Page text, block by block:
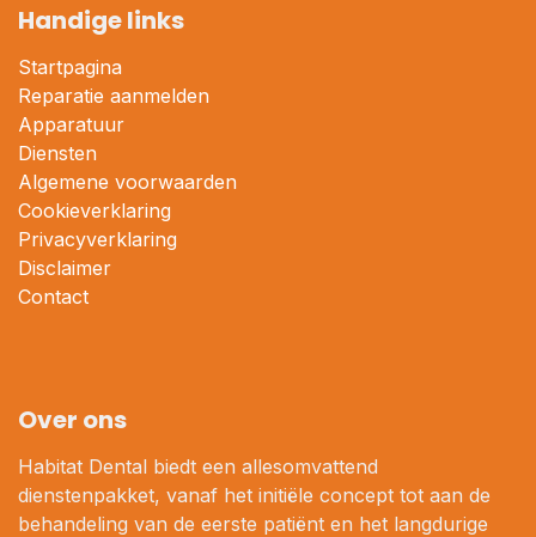
Handige links
Startpagina
Reparatie aanmelden
Apparatuur
Diensten
Algemene voorwaarden
Cookieverklaring
Privacyverklaring
Disclaimer
Contact
Over ons
Habitat Dental biedt een allesomvattend
dienstenpakket, vanaf het initiële concept tot aan de
behandeling van de eerste patiënt en het langdurige